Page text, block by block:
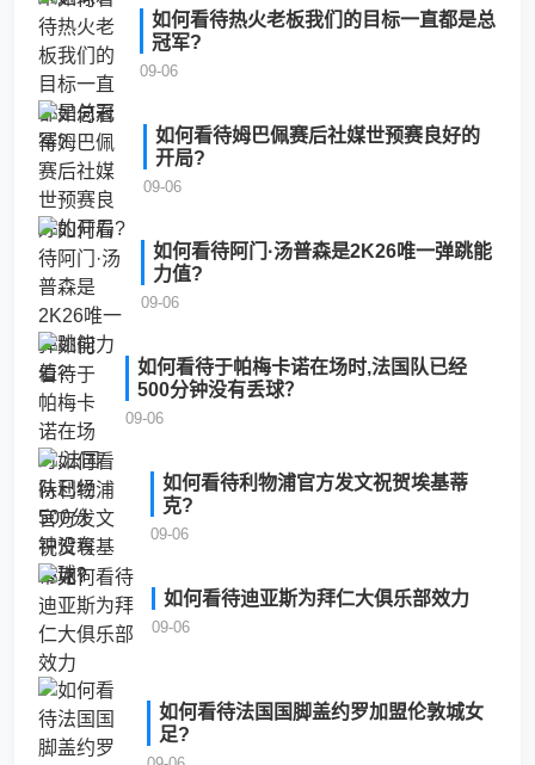
如何看待热火老板我们的目标一直都是总
冠军?
09-06
如何看待姆巴佩赛后社媒世预赛良好的
开局?
09-06
如何看待阿门·汤普森是2K26唯一弹跳能
力值?
09-06
如何看待于帕梅卡诺在场时,法国队已经
500分钟没有丢球？
09-06
如何看待利物浦官方发文祝贺埃基蒂
克?
09-06
如何看待迪亚斯为拜仁大俱乐部效力
09-06
如何看待法国国脚盖约罗加盟伦敦城女
足?